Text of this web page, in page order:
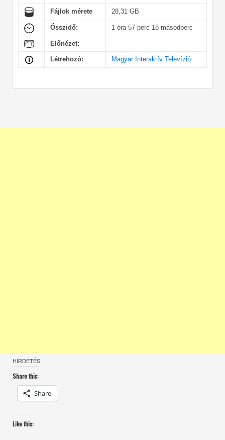
Fájlok mérete 28,31 GB
Összidő: 1 óra 57 perc 18 másodperc
Előnézet:
Létrehozó: Magyar Interaktív Televízió
HIRDETÉS
Share this:
Share
Like this: